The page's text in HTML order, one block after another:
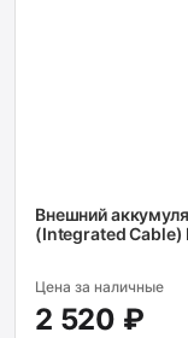
Внешний
(Integrated Cable)
Цена за наличные
2 520 ₽